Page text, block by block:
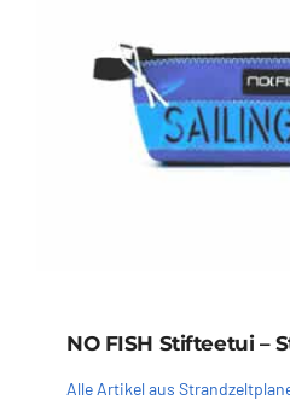
NO FISH Stifteetui –
Alle Artikel aus